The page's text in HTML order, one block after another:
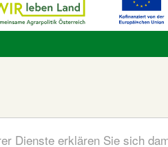
Dienste erklären Sie sich